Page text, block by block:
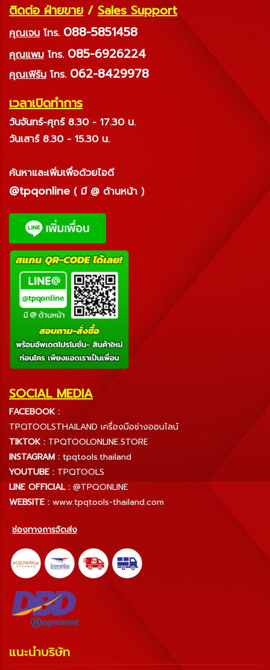
ติดต่อ ฝ่ายขาย / Sales Support
คุณเจน โทร. 088-5851458
คุณแพม โทร. 085-6926224
คุณเฟิร์น โทร. 062-8429978
เวลาเปิดทำการ
วันจันทร์-ศุกร์ 8.30 - 17.30 น.
วันเสาร์ 8.30 - 15.30 น.
ค้นหาและเพิ่มเพื่อด้วยไอดี
@tpqonline ( มี @ ด้านหน้า )
SOCIAL MEDIA
FACEBOOK :
TPQTOOLSTHAILAND เครื่องมือช่างออนไลน์
TIKTOK : TPQTOOLONLINE.STORE
INSTAGRAM : tpqtools.thailand
YOUTUBE : TPQTOOLS
LINE OFFICIAL : @TPQONLINE
WEBSITE : www.tpqtools-thailand.com
ช่องทางการจัดส่ง
แนะนำบริษัท